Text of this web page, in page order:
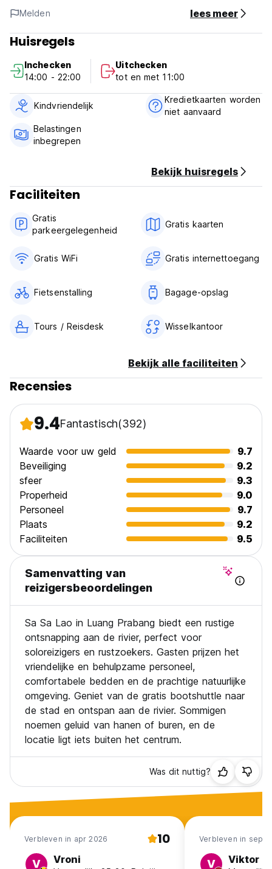
Het stadscentrum is gemakkelijk te bereiken – slechts 10
minuten met de motor of een leuke tocht met onze GRATIS,
100% op zonne-energie aangedreven shuttleboot.
materialen en beperken de afvalproductie.
Dit vind je nog meer leuk:
- Gratis wifi
- Motorverhuur
- Gratis schoonmaak
Uitchecken: tot 11:00 uur
Ervaar een werkelijk bijzonder en milieubewust verblijf in
Laos bij ons!
Melden lees meer
Huisregels
Inchecken
14:00 - 22:00
Uitchecken
tot en met 11:00
Kindvriendelijk
Kredietkaarten worden
niet aanvaard
Belastingen
inbegrepen
Bekijk huisregels
Faciliteiten
Gratis
parkeergelegenheid
Gratis kaarten
Gratis WiFi Gratis internettoegang
Fietsenstalling Bagage-opslag
Tours / Reisdesk Wisselkantoor
Bekijk alle faciliteiten
Recensies
9.4Fantastisch(392)
Waarde voor uw geld
9.7
Beveiliging
9.2
sfeer
9.3
Properheid
9.0
Personeel
9.7
Plaats
9.2
Faciliteiten
9.5
Samenvatting van
reizigersbeoordelingen
Sa Sa Lao in Luang Prabang biedt een rustige
ontsnapping aan de rivier, perfect voor
soloreizigers en rustzoekers. Gasten prijzen het
vriendelijke en behulpzame personeel,
comfortabele bedden en de prachtige natuurlijke
omgeving. Geniet van de gratis bootshuttle naar
de stad en ontspan aan de rivier. Sommigen
noemen geluid van hanen of buren, en de
locatie ligt iets buiten het centrum.
Was dit nuttig?
Verbleven in apr 2026 10
V Vroni
Verbleven in sep
V Viktor